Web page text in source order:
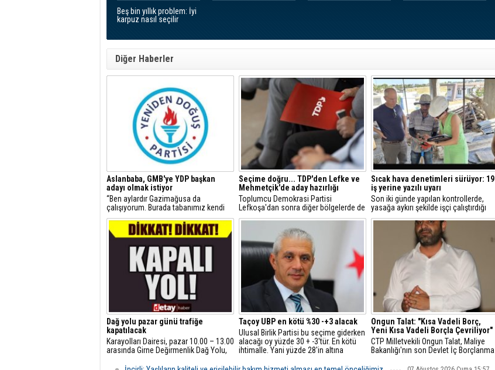
Beş bin yıllık problem: İyi
karpuz nasıl seçilir
Diğer Haberler
Aslanbaba, GMB'ye YDP başkan
adayı olmak istiyor
“Ben aylardır Gazimağusa da
çalışıyorum. Burada tabanımız kendi
adayımızla ve Parti Amblemimizle
yarışa girmemizi istiyor. Ben
Gazimağusaya talibim” dedi.
Seçime doğru... TDP'den Lefke ve
Mehmetçik'de aday hazırlığı
Toplumcu Demokrasi Partisi
Lefkoşa'dan sonra diğer bölgelerde de
aday çıkarmak için hazırlıklara
Sıcak hava denetimleri sürüyor: 19
iş yerine yazılı uyarı
Son iki günde yapılan kontrollerde,
yasağa aykırı şekilde işçi çalıştırdığı
tespit edilen 19 iş yerine yazılı uyarı
Dağ yolu pazar günü trafiğe
kapatılacak
Karayolları Dairesi, pazar 10.00 – 13.00
arasında Girne Değirmenlik Dağ Yolu,
Yol Ayrımı arasındaki yolun trafiğe
Taçoy UBP en kötü %30 -+3 alacak
Ulusal Birlik Partisi bu seçime giderken
alacağı oy yüzde 30 + -3'tür. En kötü
ihtimalle. Yani yüzde 28'in altına
yapamam.
Ongun Talat: "Kısa Vadeli Borç,
Yeni Kısa Vadeli Borçla Çevriliyor"
CTP Milletvekili Ongun Talat, Maliye
Bakanlığı'nın son Devlet İç Borçlanma
eleştirdi.